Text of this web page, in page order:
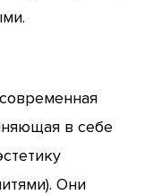
в себе
Они